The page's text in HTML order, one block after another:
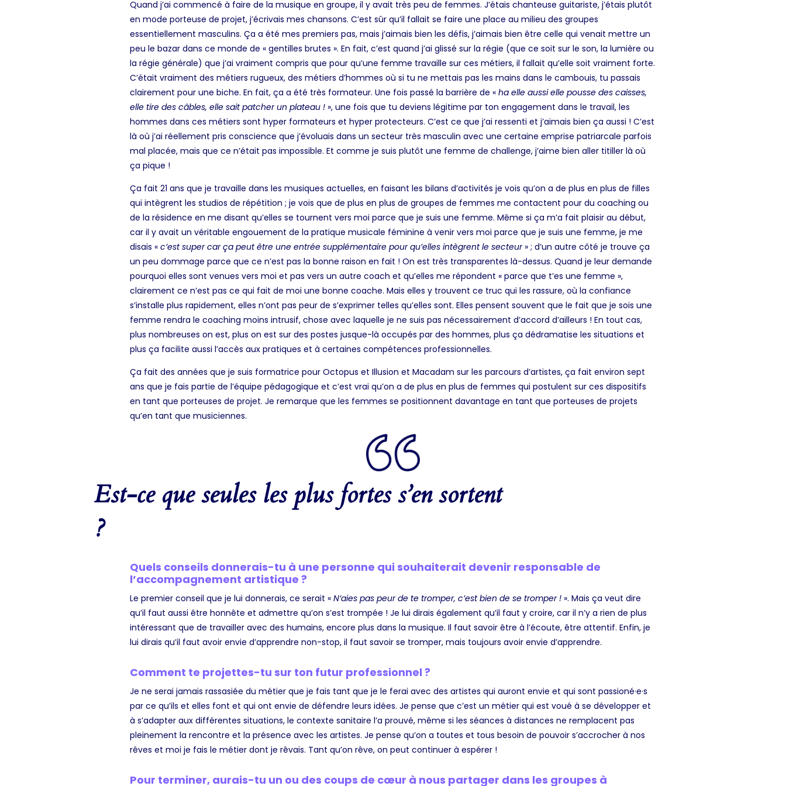
Quand j’ai commencé à faire de la musique en groupe, il y avait très peu de femmes. J’étais chanteuse guitariste, j’étais plutôt
en mode porteuse de projet, j’écrivais mes chansons. C’est sûr qu’il fallait se faire une place au milieu des groupes
essentiellement masculins. Ça a été mes premiers pas, mais j’aimais bien les défis, j’aimais bien être celle qui venait mettre un
peu le bazar dans ce monde de « gentilles brutes ». En fait, c’est quand j’ai glissé sur la régie (que ce soit sur le son, la lumière ou
la régie générale) que j’ai vraiment compris que pour qu’une femme travaille sur ces métiers, il fallait qu’elle soit vraiment forte.
C’était vraiment des métiers rugueux, des métiers d’hommes où si tu ne mettais pas les mains dans le cambouis, tu passais
clairement pour une biche. En fait, ça a été très formateur. Une fois passé la barrière de « ha elle aussi elle pousse des caisses,
elle tire des câbles, elle sait patcher un plateau !», une fois que tu deviens légitime par ton engagement dans le travail, les
hommes dans ces métiers sont hyper formateurs et hyper protecteurs. C’est ce que j’ai ressenti et j’aimais bien ça aussi ! C’est
là où j’ai réellement pris conscience que j’évoluais dans un secteur très masculin avec une certaine emprise patriarcale parfois
mal placée, mais que ce n’était pas impossible. Et comme je suis plutôt une femme de challenge, j’aime bien aller titiller là où
ça pique !
Ça fait 21 ans que je travaille dans les musiques actuelles, en faisant les bilans d’activités je vois qu’on a de plus en plus de filles
qui intègrent les studios de répétition ; je vois que de plus en plus de groupes de femmes me contactent pour du coaching ou
de la résidence en me disant qu’elles se tournent vers moi parce que je suis une femme. Même si ça m’a fait plaisir au début,
car il y avait un véritable engouement de la pratique musicale féminine à venir vers moi parce que je suis une femme, je me
disais « c’est super car ça peut être une entrée supplémentaire pour qu’elles intègrent le secteur» ; d’un autre côté je trouve ça
un peu dommage parce que ce n’est pas la bonne raison en fait ! On est très transparentes là-dessus. Quand je leur demande
pourquoi elles sont venues vers moi et pas vers un autre coach et qu’elles me répondent « parce que t’es une femme »,
clairement ce n’est pas ce qui fait de moi une bonne coache. Mais elles y trouvent ce truc qui les rassure, où la confiance
s’installe plus rapidement, elles n’ont pas peur de s’exprimer telles qu’elles sont. Elles pensent souvent que le fait que je sois une
femme rendra le coaching moins intrusif, chose avec laquelle je ne suis pas nécessairement d’accord d’ailleurs ! En tout cas,
plus nombreuses on est, plus on est sur des postes jusque-là occupés par des hommes, plus ça dédramatise les situations et
plus ça facilite aussi l’accès aux pratiques et à certaines compétences professionnelles.
Ça fait des années que je suis formatrice pour Octopus et Illusion et Macadam sur les parcours d’artistes, ça fait environ sept
ans que je fais partie de l’équipe pédagogique et c’est vrai qu’on a de plus en plus de femmes qui postulent sur ces dispositifs
en tant que porteuses de projet. Je remarque que les femmes se positionnent davantage en tant que porteuses de projets
qu’en tant que musiciennes.
Est-ce que seules les plus fortes s’en sortent
?
Quels conseils donnerais-tu à une personne qui souhaiterait devenir responsable de
l’accompagnement artistique ?
Le premier conseil que je lui donnerais, ce serait «N’aies pas peur de te tromper, c’est bien de se tromper !». Mais ça veut dire
qu’il faut aussi être honnête et admettre qu’on s’est trompée ! Je lui dirais également qu’il faut y croire, car il n’y a rien de plus
intéressant que de travailler avec des humains, encore plus dans la musique. Il faut savoir être à l’écoute, être attentif. Enfin, je
lui dirais qu’il faut avoir envie d’apprendre non-stop, il faut savoir se tromper, mais toujours avoir envie d’apprendre.
Comment te projettes-tu sur ton futur professionnel ?
Je ne serai jamais rassasiée du métier que je fais tant que je le ferai avec des artistes qui auront envie et qui sont passioné·e·s
par ce qu’ils et elles font et qui ont envie de défendre leurs idées. Je pense que c’est un métier qui est voué à se développer et
à s’adapter aux différentes situations, le contexte sanitaire l’a prouvé, même si les séances à distances ne remplacent pas
pleinement la rencontre et la présence avec les artistes. Je pense qu’on a toutes et tous besoin de pouvoir s’accrocher à nos
rêves et moi je fais le métier dont je rêvais. Tant qu’on rêve, on peut continuer à espérer !
Pour terminer, aurais-tu un ou des coups de cœur à nous partager dans les groupes à